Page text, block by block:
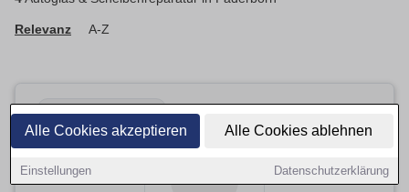
Alle Cookies akzeptieren Alle Cookies ablehnen
Einstellungen Datenschutzerklärung
Relevanz A-Z